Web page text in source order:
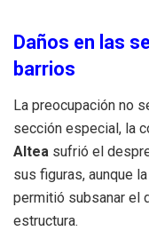
Daños en las
barrios
La preocupación no
sección especial, la
Altea sufrió el
sus figuras, aunque
permitió subsanar el
estructura.